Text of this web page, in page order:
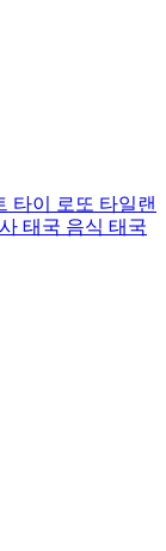
타이 로또 타일랜
태국 음식 태국